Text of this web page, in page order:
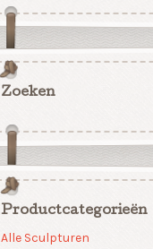
Zoeken
Productcategorieën
Alle Sculpturen